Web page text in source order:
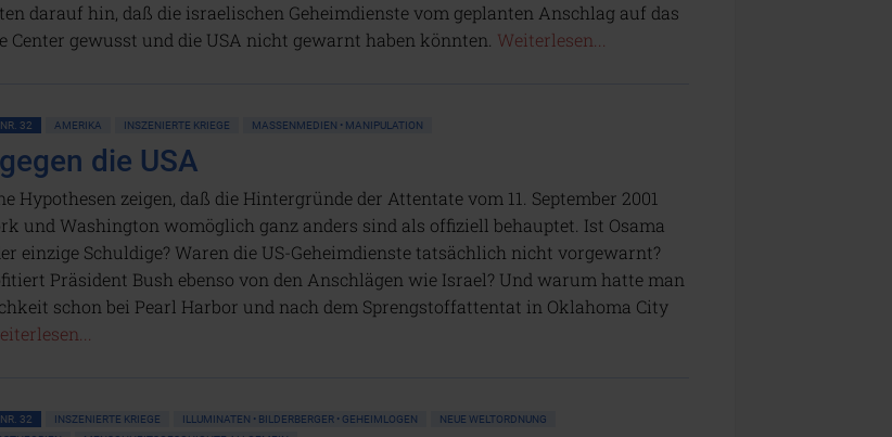
darauf hin, daß die israelischen Geheimdienste vom geplanten Anschlag auf das
Center gewusst und die USA nicht gewarnt haben könnten. Weiterlesen...
32 AMERIKA INSZENIERTE KRIEGE MASSENMEDIEN • MANIPULATION
die USA
Hypothesen zeigen, daß die Hintergründe der Attentate vom 11. September 2001
und Washington womöglich ganz anders sind als offiziell behauptet. Ist Osama
einzige Schuldige? Waren die US-Geheimdienste tatsächlich nicht vorgewarnt?
Präsident Bush ebenso von den Anschlägen wie Israel? Und warum hatte man
schon bei Pearl Harbor und nach dem Sprengstoffattentat in Oklahoma City
32 INSZENIERTE KRIEGE ILLUMINATEN • BILDERBERGER • GEHEIMLOGEN
NEUE WELTORDNUNG